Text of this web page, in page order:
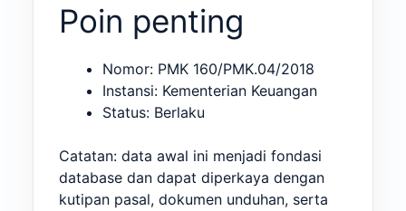
Poin penting
Nomor: PMK 160/PMK.04/2018
Instansi: Kementerian Keuangan
Status: Berlaku
Catatan: data awal ini menjadi fondasi
database dan dapat diperkaya dengan
kutipan pasal, dokumen unduhan, serta